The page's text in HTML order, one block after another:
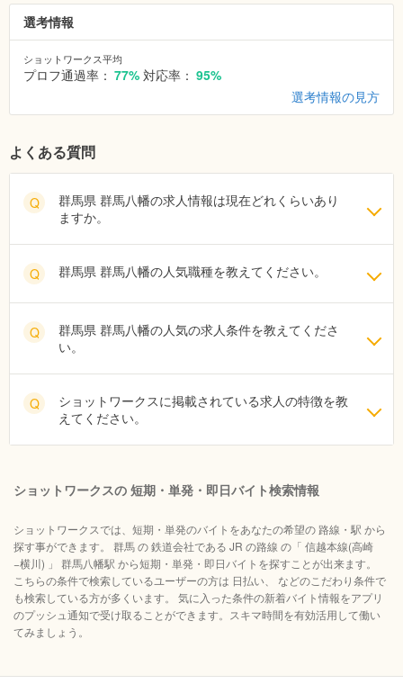
選考情報
ショットワークス平均
プロフ通過率： 77% 対応率： 95%
選考情報の見方
よくある質問
Q
群馬県 群馬八幡の求人情報は現在どれくらいあり
ますか。
Q 群馬県 群馬八幡の人気職種を教えてください。
Q
群馬県 群馬八幡の人気の求人条件を教えてくださ
い。
Q
ショットワークスに掲載されている求人の特徴を教
えてください。
ショットワークスの 短期・単発・即日バイト検索情報
ショットワークスでは、短期・単発のバイトをあなたの希望の 路線・駅 から
探す事ができます。 群馬 の 鉄道会社である JR の路線 の「 信越本線(高崎
−横川) 」 群馬八幡駅 から短期・単発・即日バイトを探すことが出来ます。
こちらの条件で検索しているユーザーの方は 日払い、 などのこだわり条件で
も検索している方が多くいます。 気に入った条件の新着バイト情報をアプリ
のプッシュ通知で受け取ることができます。スキマ時間を有効活用して働い
てみましょう。